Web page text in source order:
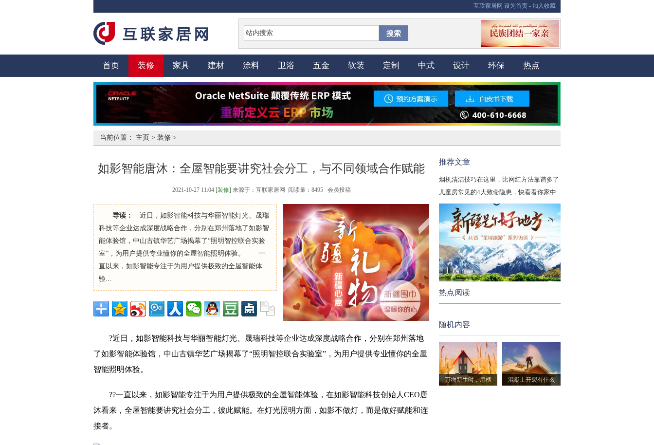
互联家居网 设为首页 - 加入收藏
搜索
首页 装修 家具 建材 涂料 卫浴 五金 软装 定制 中式 设计 环保 热点
当前位置： 主页 > 装修 >
如影智能唐沐：全屋智能要讲究社会分工，与不同领域合作赋能
2021-10-27 11:04 [装修] 来源于：互联家居网 阅读量：8495 会员投稿
导读：
近日，如影智能科技与华丽智能灯光、晟瑞
科技等企业达成深度战略合作，分别在郑州落地了如影智
能体验馆，中山古镇华艺广场揭幕了“照明智控联合实验
室”，为用户提供专业懂你的全屋智能照明体验。 一
直以来，如影智能专注于为用户提供极致的全屋智能体
验...
?近日，如影智能科技与华丽智能灯光、晟瑞科技等企业达成深度战略合作，分别在郑州落地
了如影智能体验馆，中山古镇华艺广场揭幕了“照明智控联合实验室”，为用户提供专业懂你的全屋
智能照明体验。
??一直以来，如影智能专注于为用户提供极致的全屋智能体验，在如影智能科技创始人CEO唐
沐看来，全屋智能要讲究社会分工，彼此赋能。在灯光照明方面，如影不做灯，而是做好赋能和连
接者。
推荐文章
烟机清洁技巧在这里，比网红方法靠谱多了
儿童房常见的4大致命隐患，快看看你家中
招
热点阅读
随机内容
万物新生时，用榜 混凝土开裂有什么